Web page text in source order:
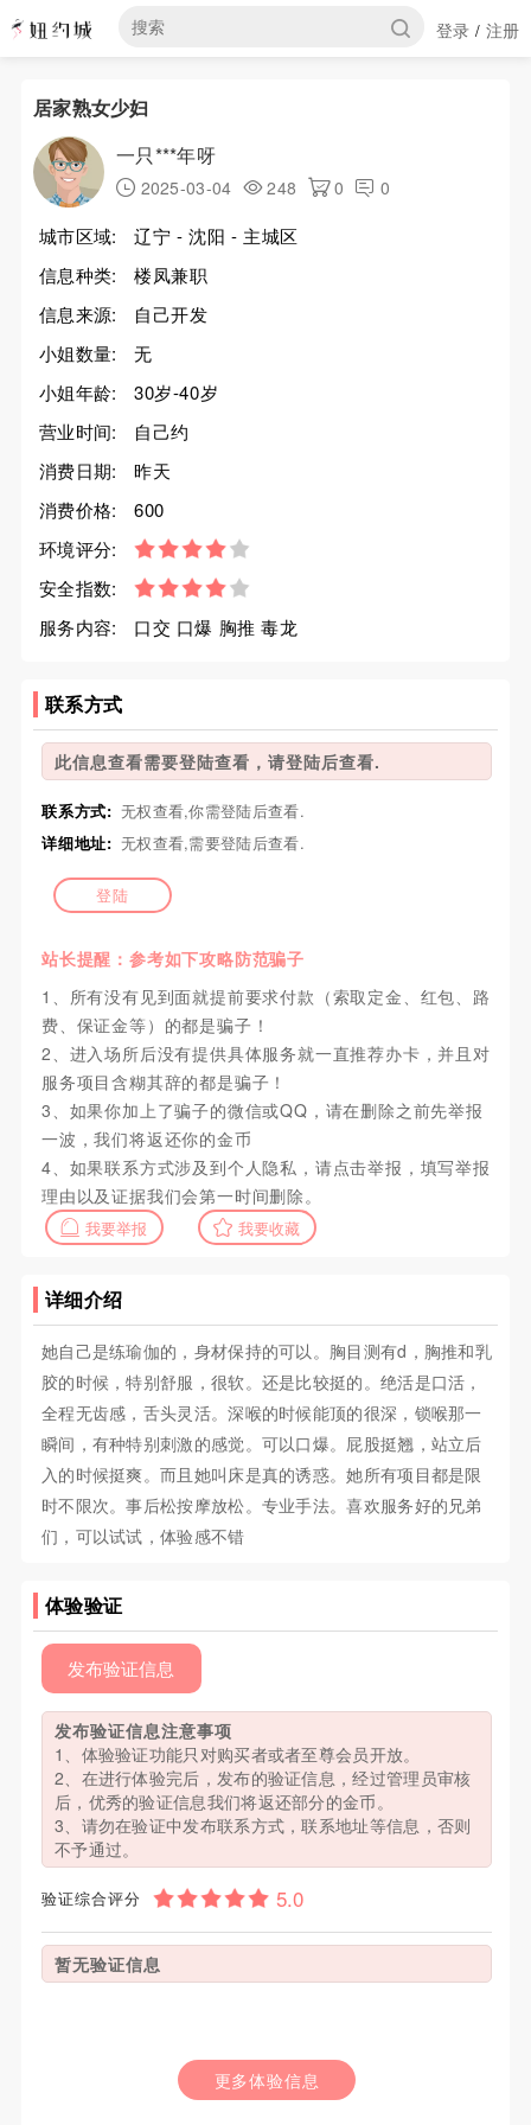
登录 / 注册
居家熟女少妇
一只***年呀
2025-03-04 248 0 0
城市区域:
辽宁 - 沈阳 - 主城区
信息种类:
楼凤兼职
信息来源:
自己开发
小姐数量:
无
小姐年龄:
30岁-40岁
营业时间:
自己约
消费日期:
昨天
消费价格:
600
环境评分:
安全指数:
服务内容:
口交 口爆 胸推 毒龙
联系方式
此信息查看需要登陆查看，请登陆后查看.
联系方式: 无权查看,你需登陆后查看.
详细地址: 无权查看,需要登陆后查看.
登陆
站长提醒：参考如下攻略防范骗子
1、所有没有见到面就提前要求付款（索取定金、红包、路
费、保证金等）的都是骗子！
2、进入场所后没有提供具体服务就一直推荐办卡，并且对
服务项目含糊其辞的都是骗子！
3、如果你加上了骗子的微信或QQ，请在删除之前先举报
一波，我们将返还你的金币
4、如果联系方式涉及到个人隐私，请点击举报，填写举报
理由以及证据我们会第一时间删除。
我要举报 我要收藏
详细介绍
她自己是练瑜伽的，身材保持的可以。胸目测有d，胸推和乳
胶的时候，特别舒服，很软。还是比较挺的。绝活是口活，
全程无齿感，舌头灵活。深喉的时候能顶的很深，锁喉那一
瞬间，有种特别刺激的感觉。可以口爆。屁股挺翘，站立后
入的时候挺爽。而且她叫床是真的诱惑。她所有项目都是限
时不限次。事后松按摩放松。专业手法。喜欢服务好的兄弟
们，可以试试，体验感不错
体验验证
发布验证信息
发布验证信息注意事项
1、体验验证功能只对购买者或者至尊会员开放。
2、在进行体验完后，发布的验证信息，经过管理员审核
后，优秀的验证信息我们将返还部分的金币。
3、请勿在验证中发布联系方式，联系地址等信息，否则
不予通过。
验证综合评分
暂无验证信息
更多体验信息